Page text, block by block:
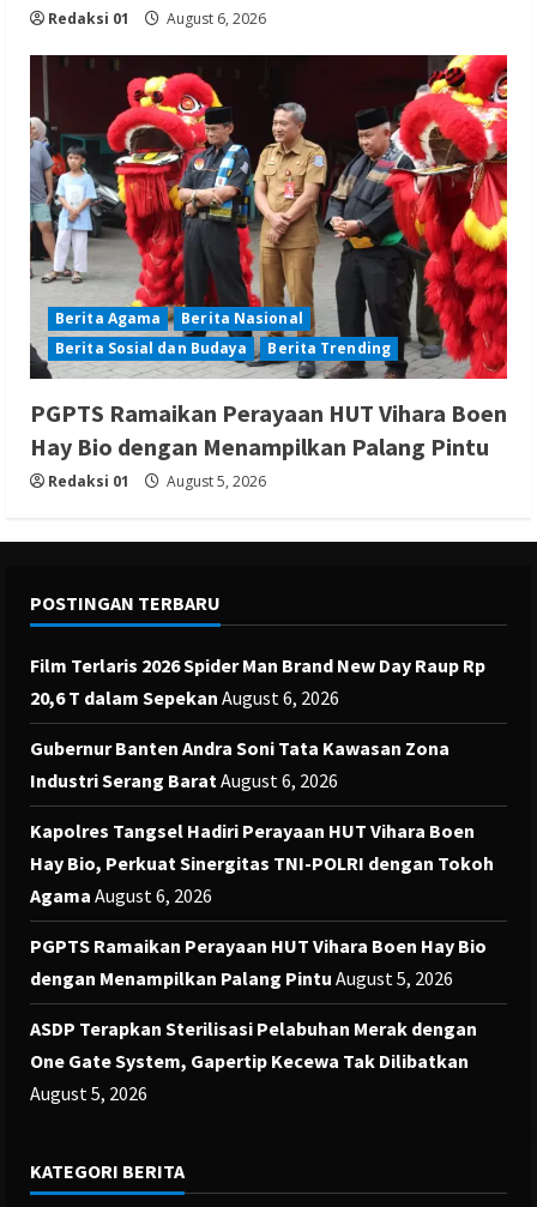
Redaksi 01 August 6, 2026
Berita Agama
Berita Nasional
Berita Sosial dan Budaya
Berita Trending
PGPTS Ramaikan Perayaan HUT Vihara Boen
Hay Bio dengan Menampilkan Palang Pintu
Redaksi 01 August 5, 2026
POSTINGAN TERBARU
Film Terlaris 2026 Spider Man Brand New Day Raup Rp
20,6 T dalam Sepekan August 6, 2026
Gubernur Banten Andra Soni Tata Kawasan Zona
Industri Serang Barat August 6, 2026
Kapolres Tangsel Hadiri Perayaan HUT Vihara Boen
Hay Bio, Perkuat Sinergitas TNI-POLRI dengan Tokoh
Agama August 6, 2026
PGPTS Ramaikan Perayaan HUT Vihara Boen Hay Bio
dengan Menampilkan Palang Pintu August 5, 2026
ASDP Terapkan Sterilisasi Pelabuhan Merak dengan
One Gate System, Gapertip Kecewa Tak Dilibatkan
August 5, 2026
KATEGORI BERITA